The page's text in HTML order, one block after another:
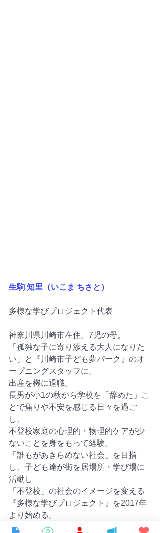
生駒 知里（いこま ちさと）
多様な学びプロジェクト代表
神奈川県川崎市在住。7児の母。
「孤独な子に寄り添える大人になりた
い」と『川崎市子ども夢パーク』のオ
ープニングスタッフに。
出産を機に退職。
長男が小1の秋から学校を「辞めた」こ
とで焦りや不安を感じる日々を過ご
し、
不登校家庭の心理的・物理的ケアが少
ないことを身をもって経験。
「誰もがあきらめない社会」を目指
し、子ども達が街を居場所・学び場に
活動し
「不登校」の社会のイメージを変える
『多様な学びプロジェクト』を2017年
より始める。
上の4人はホームエデュケーション、フ